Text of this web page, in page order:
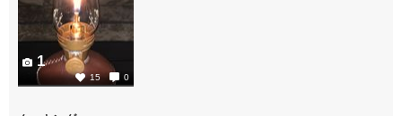
15 0
1